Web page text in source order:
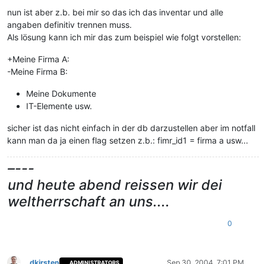
nun ist aber z.b. bei mir so das ich das inventar und alle
angaben definitiv trennen muss.
Als lösung kann ich mir das zum beispiel wie folgt vorstellen:
+Meine Firma A:
-Meine Firma B:
Meine Dokumente
IT-Elemente usw.
sicher ist das nicht einfach in der db darzustellen aber im notfall
kann man da ja einen flag setzen z.b.: fimr_id1 = firma a usw...
–---
und heute abend reissen wir dei
weltherrschaft an uns....
0
ADMINISTRATORS